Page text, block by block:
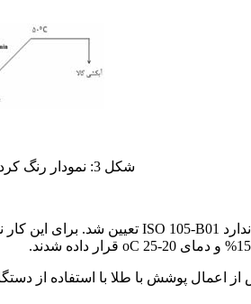
شكل 3: نمودار رنگ كردن نمونه هاي چرم